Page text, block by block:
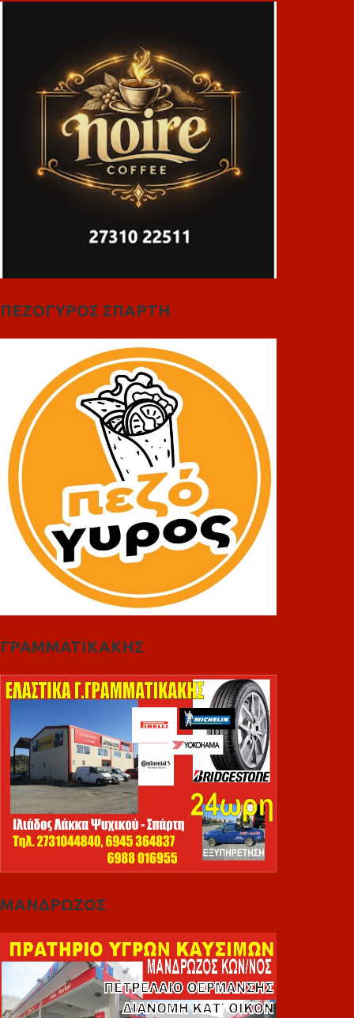
ΠΕΖΟΓΥΡΟΣ ΣΠΑΡΤΗ
ΓΡΑΜΜΑΤΙΚΑΚΗΣ
ΜΑΝΔΡΩΖΟΣ